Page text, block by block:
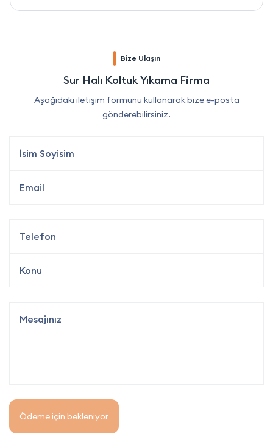
Bize Ulaşın
Sur Halı Koltuk Yıkama Firma
Aşağıdaki iletişim formunu kullanarak bize e-posta
gönderebilirsiniz.
Ödeme için bekleniyor